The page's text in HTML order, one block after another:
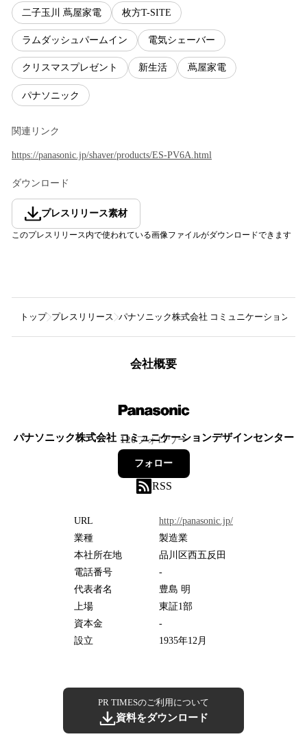
二子玉川 蔦屋家電 枚方T-SITE
ラムダッシュパームイン 電気シェーバー
クリスマスプレゼント 新生活 蔦屋家電
パナソニック
関連リンク
https://panasonic.jp/shaver/products/ES-PV6A.html
ダウンロード
プレスリリース素材
このプレスリリース内で使われている画像ファイルがダウンロードできます
トップ プレスリリース パナソニック株式会社 コミュニケーションデ
会社概要
パナソニック株式会社 コミュニケーションデザインセンター
120フォロワー
フォロー
RSS
URL
http://panasonic.jp/
業種
製造業
本社所在地
品川区西五反田
電話番号
-
代表者名
豊島 明
上場
東証1部
資本金
-
設立
1935年12月
PR TIMESのご利用について
資料をダウンロード